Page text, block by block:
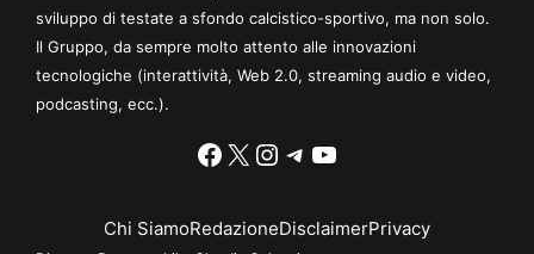
sviluppo di testate a sfondo calcistico-sportivo, ma non solo.
Il Gruppo, da sempre molto attento alle innovazioni
tecnologiche (interattività, Web 2.0, streaming audio e video,
podcasting, ecc.).
Facebook
X Instagram
Telegram
YouTube
Chi SiamoRedazioneDisclaimerPrivacy